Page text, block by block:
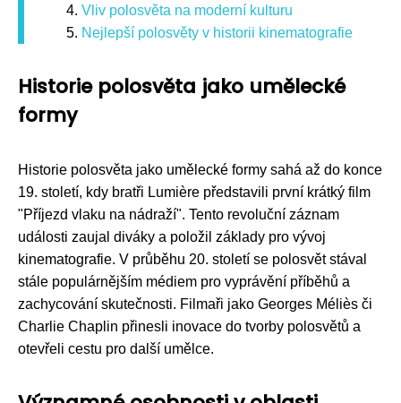
Vliv polosvěta na moderní kulturu
Nejlepší polosvěty v historii kinematografie
Historie polosvěta jako umělecké
formy
Historie polosvěta jako umělecké formy sahá až do konce
19. století, kdy bratři Lumière představili první krátký film
"Příjezd vlaku na nádraží". Tento revoluční záznam
události zaujal diváky a položil základy pro vývoj
kinematografie. V průběhu 20. století se polosvět stával
stále populárnějším médiem pro vyprávění příběhů a
zachycování skutečnosti. Filmaři jako Georges Méliès či
Charlie Chaplin přinesli inovace do tvorby polosvětů a
otevřeli cestu pro další umělce.